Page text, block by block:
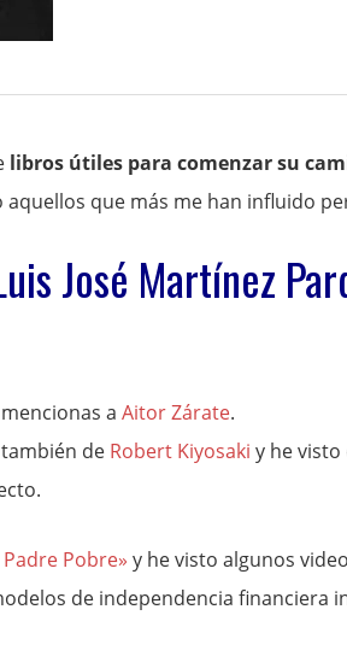
libros útiles para comenzar su
que más me han influido
José Martínez
a Aitor Zárate.
de Robert Kiyosaki y he visto
Pobre» y he visto algunos
de independencia financiera